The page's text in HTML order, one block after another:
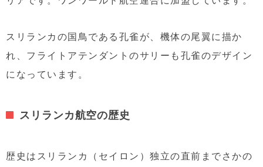
スリランカの国鳥である孔雀が、機体の尾翼に描か
れ、フライトアテンダントのサリーも孔雀のデザイン
になっています。
スリランカ航空の歴史
歴史はスリランカ（セイロン）独立の直前までさかの